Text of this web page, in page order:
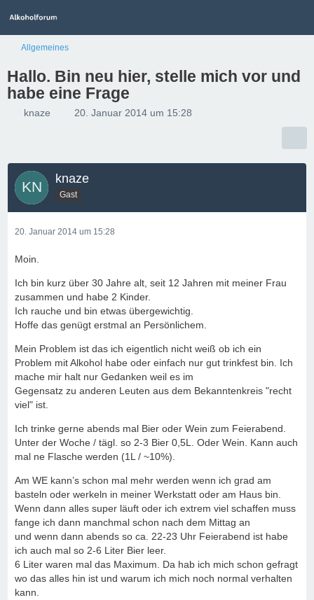
Allgemeines
Hallo. Bin neu hier, stelle mich vor und
habe eine Frage
knaze 20. Januar 2014 um 15:28
knaze
Gast
20. Januar 2014 um 15:28
Moin.
Ich bin kurz über 30 Jahre alt, seit 12 Jahren mit meiner Frau
zusammen und habe 2 Kinder.
Ich rauche und bin etwas übergewichtig.
Hoffe das genügt erstmal an Persönlichem.
Mein Problem ist das ich eigentlich nicht weiß ob ich ein
Problem mit Alkohol habe oder einfach nur gut trinkfest bin. Ich
mache mir halt nur Gedanken weil es im
Gegensatz zu anderen Leuten aus dem Bekanntenkreis "recht
viel" ist.
Ich trinke gerne abends mal Bier oder Wein zum Feierabend.
Unter der Woche / tägl. so 2-3 Bier 0,5L. Oder Wein. Kann auch
mal ne Flasche werden (1L / ~10%).
Am WE kann’s schon mal mehr werden wenn ich grad am
basteln oder werkeln in meiner Werkstatt oder am Haus bin.
Wenn dann alles super läuft oder ich extrem viel schaffen muss
fange ich dann manchmal schon nach dem Mittag an
und wenn dann abends so ca. 22-23 Uhr Feierabend ist habe
ich auch mal so 2-6 Liter Bier leer.
6 Liter waren mal das Maximum. Da hab ich mich schon gefragt
wo das alles hin ist und warum ich mich noch normal verhalten
kann.